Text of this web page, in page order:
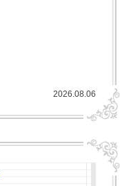
2026.08.06